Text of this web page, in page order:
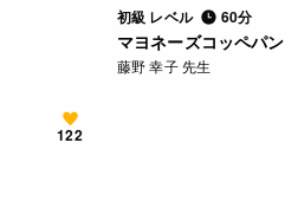
122
初級 レベル 60分
マヨネーズコッペパン
藤野 幸子 先生